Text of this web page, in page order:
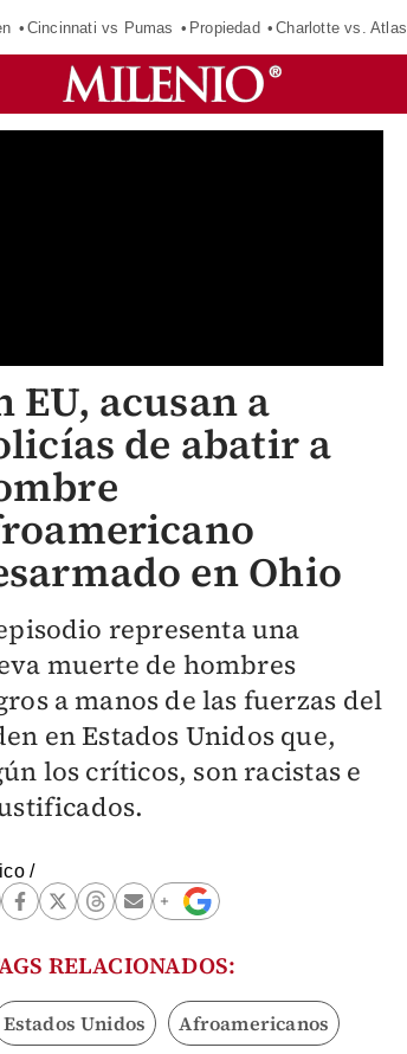
Cincinnati vs Pumas Propiedad Charlotte vs. Atlas
EU, acusan a
de abatir a
en Ohio
representa una
muerte de hombres
a manos de las fuerzas del
en Estados Unidos que,
los críticos, son racistas e
/
RELACIONADOS:
Estados Unidos Afroamericanos